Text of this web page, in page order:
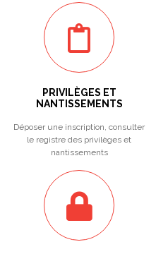
PRIVILÈGES ET
NANTISSEMENTS
Déposer une inscription, consulter
le registre des privilèges et
nantissements